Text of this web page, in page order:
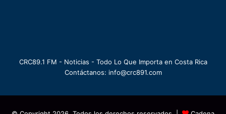
CRC89.1 FM - Noticias - Todo Lo Que Importa en Costa Rica
Contáctanos: info@crc891.com